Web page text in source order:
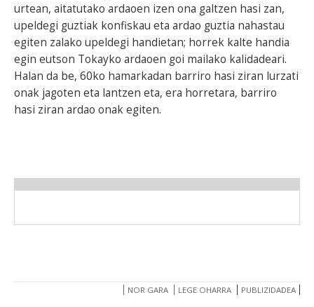
urtean, aitatutako ardaoen izen ona galtzen hasi zan,
upeldegi guztiak konfiskau eta ardao guztia nahastau
egiten zalako upeldegi handietan; horrek kalte handia
egin eutson Tokayko ardaoen goi mailako kalidadeari.
Halan da be, 60ko hamarkadan barriro hasi ziran lurzati
onak jagoten eta lantzen eta, era horretara, barriro
hasi ziran ardao onak egiten.
NOR GARA LEGE OHARRA PUBLIZIDADEA